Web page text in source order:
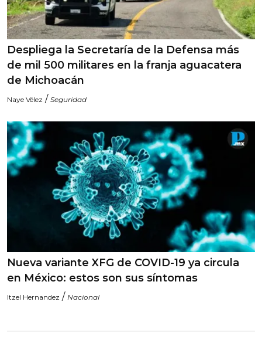
Despliega la Secretaría de la Defensa más
de mil 500 militares en la franja aguacatera
de Michoacán
Naye Vélez / Seguridad
Nueva variante XFG de COVID-19 ya circula
en México: estos son sus síntomas
Itzel Hernandez / Nacional